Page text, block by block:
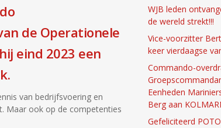
de Operationele
eind 2023 een
van bedrijfsvoering en
Maar ook op de competenties
WJB leden
de wereld strekt!!!
Vice-voorzitter
keer vierdaagse
Commando-
Eenheden
Berg aan
Gefeliciteerd